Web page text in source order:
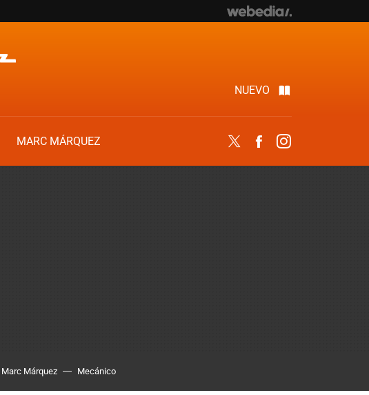
NUEVO
MARC MÁRQUEZ
Twitter Facebook
Marc Márquez Mecánico